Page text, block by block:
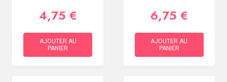
4,75 €
AJOUTER AU
PANIER
6,75 €
AJOUTER AU
PANIER